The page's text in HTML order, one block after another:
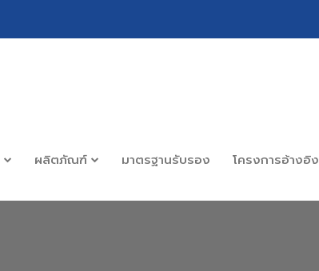
ผลิตภัณฑ์ มาตรฐานรับรอง โครงการอ้างอิง